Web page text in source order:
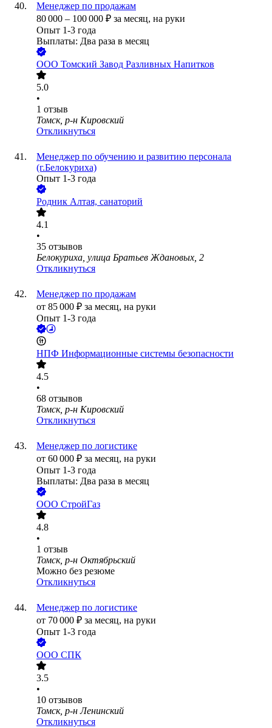
Менеджер по продажам
80 000 – 100 000 ₽ за месяц, на руки
Опыт 1-3 года
Выплаты: Два раза в месяц
ООО Томский Завод Разливных Напитков
5.0
•
1 отзыв
Томск, р-н Кировский
Откликнуться
Менеджер по обучению и развитию персонала
(г.Белокуриха)
Опыт 1-3 года
Родник Алтая, санаторий
4.1
•
35 отзывов
Белокуриха, улица Братьев Ждановых, 2
Откликнуться
Менеджер по продажам
от 85 000 ₽ за месяц, на руки
Опыт 1-3 года
НПФ Информационные системы безопасности
4.5
•
68 отзывов
Томск, р-н Кировский
Откликнуться
Менеджер по логистике
от 60 000 ₽ за месяц, на руки
Опыт 1-3 года
Выплаты: Два раза в месяц
ООО СтройГаз
4.8
•
1 отзыв
Томск, р-н Октябрьский
Можно без резюме
Откликнуться
Менеджер по логистике
от 70 000 ₽ за месяц, на руки
Опыт 1-3 года
ООО СПК
3.5
•
10 отзывов
Томск, р-н Ленинский
Откликнуться